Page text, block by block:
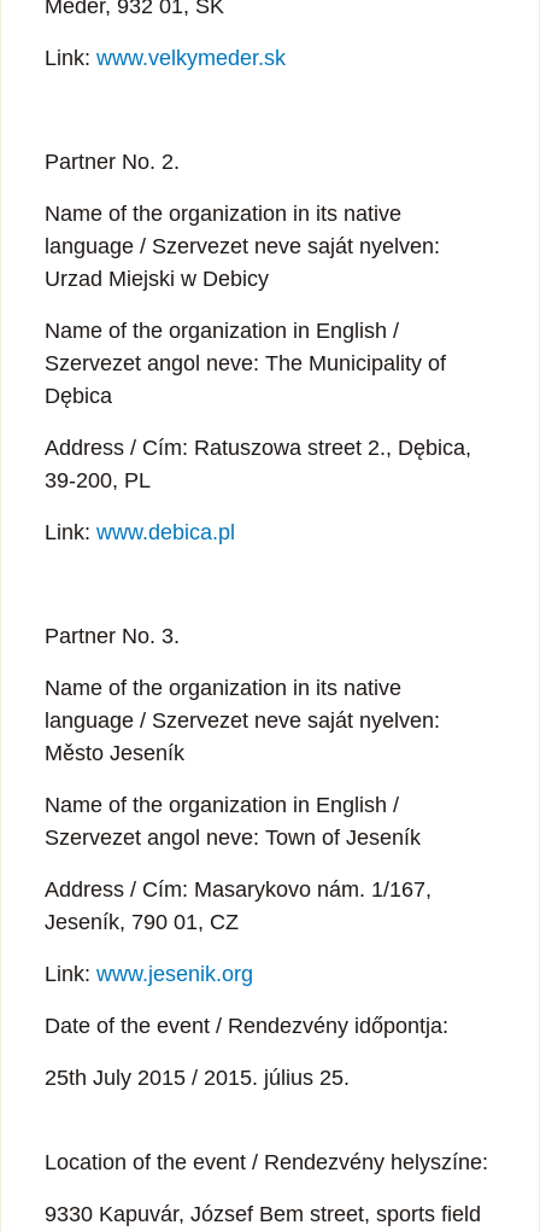
Meder, 932 01, SK
Link: www.velkymeder.sk
Partner No. 2.
Name of the organization in its native
language / Szervezet neve saját nyelven:
Urzad Miejski w Debicy
Name of the organization in English /
Szervezet angol neve: The Municipality of
Dębica
Address / Cím: Ratuszowa street 2., Dębica,
39-200, PL
Link: www.debica.pl
Partner No. 3.
Name of the organization in its native
language / Szervezet neve saját nyelven:
Město Jeseník
Name of the organization in English /
Szervezet angol neve: Town of Jeseník
Address / Cím: Masarykovo nám. 1/167,
Jeseník, 790 01, CZ
Link: www.jesenik.org
Date of the event / Rendezvény időpontja:
25th July 2015 / 2015. július 25.
Location of the event / Rendezvény helyszíne:
9330 Kapuvár, József Bem street, sports field